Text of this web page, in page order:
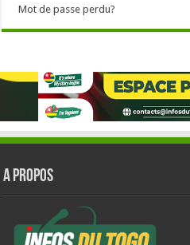
Mot de passe perdu?
A PROPOS